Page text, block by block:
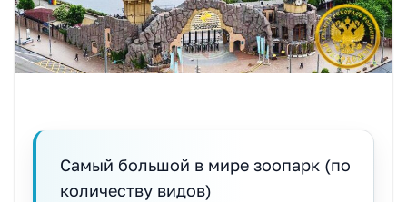
Самый большой в мире зоопарк (по
количеству видов)